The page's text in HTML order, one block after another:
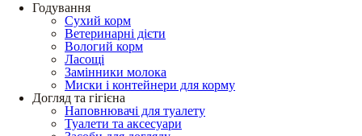
Годування
Сухий корм
Ветеринарні дієти
Вологий корм
Ласощі
Замінники молока
Миски і контейнери для корму
Догляд та гігієна
Наповнювачі для туалету
Туалети та аксесуари